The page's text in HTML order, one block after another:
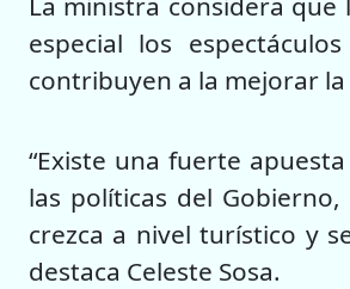
especial los
contribuyen a la mejorar
“Existe una fuerte
las políticas del
crezca a nivel turístico y
destaca Celeste Sosa.